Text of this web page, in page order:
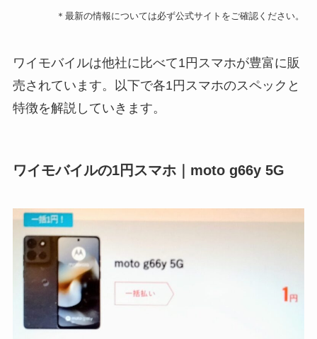
＊最新の情報については必ず公式サイトをご確認ください。
ワイモバイルは他社に比べて1円スマホが豊富に販
売されています。以下で各1円スマホのスペックと
特徴を解説していきます。
ワイモバイルの1円スマホ｜moto g66y 5G